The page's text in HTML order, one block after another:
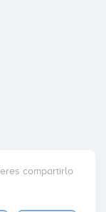
compartirlo